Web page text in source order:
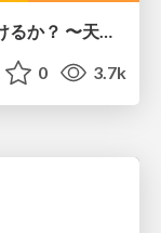
ドライイーストを使わずにパンを焼けるか？ 〜天然酵母のパン作りを支える技術〜
0 3.7k